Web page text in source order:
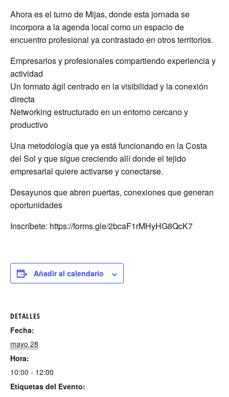
Ahora es el turno de Mijas, donde esta jornada se
incorpora a la agenda local como un espacio de
encuentro profesional ya contrastado en otros territorios.
Empresarios y profesionales compartiendo experiencia y
actividad
Un formato ágil centrado en la visibilidad y la conexión
directa
Networking estructurado en un entorno cercano y
productivo
Una metodología que ya está funcionando en la Costa
del Sol y que sigue creciendo allí donde el tejido
empresarial quiere activarse y conectarse.
Desayunos que abren puertas, conexiones que generan
oportunidades
Inscríbete: https://forms.gle/2bcaF1rMHyHG8QcK7
Añadir al calendario
DETALLES
Fecha:
mayo 28
Hora:
10:00 - 12:00
Etiquetas del Evento: